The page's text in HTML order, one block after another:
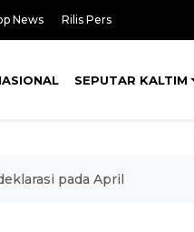
News Rilis Pers
SEPUTAR KALTIM
pada April